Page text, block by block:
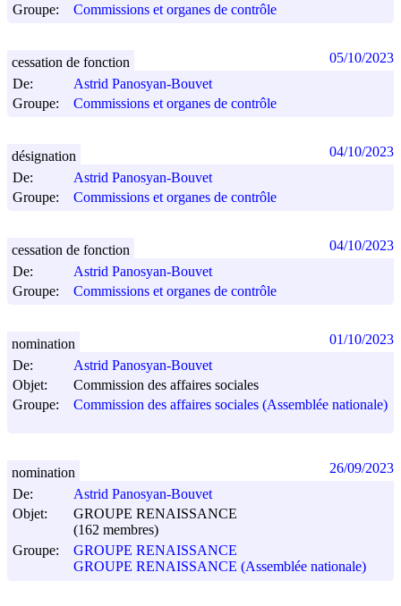
Groupe:
Commissions et organes de contrôle
De:
Astrid Panosyan-Bouvet
Groupe:
Commissions et organes de contrôle
cessation de fonction 05/10/2023
De:
Astrid Panosyan-Bouvet
Groupe:
Commissions et organes de contrôle
désignation 04/10/2023
De:
Astrid Panosyan-Bouvet
Groupe:
Commissions et organes de contrôle
cessation de fonction 04/10/2023
De:
Astrid Panosyan-Bouvet
Objet:
Commission des affaires sociales
Groupe:
Commission des affaires sociales (Assemblée nationale)
nomination 01/10/2023
De:
Astrid Panosyan-Bouvet
Objet:
GROUPE RENAISSANCE
(162 membres)
Groupe:
GROUPE RENAISSANCE
GROUPE RENAISSANCE (Assemblée nationale)
nomination 26/09/2023